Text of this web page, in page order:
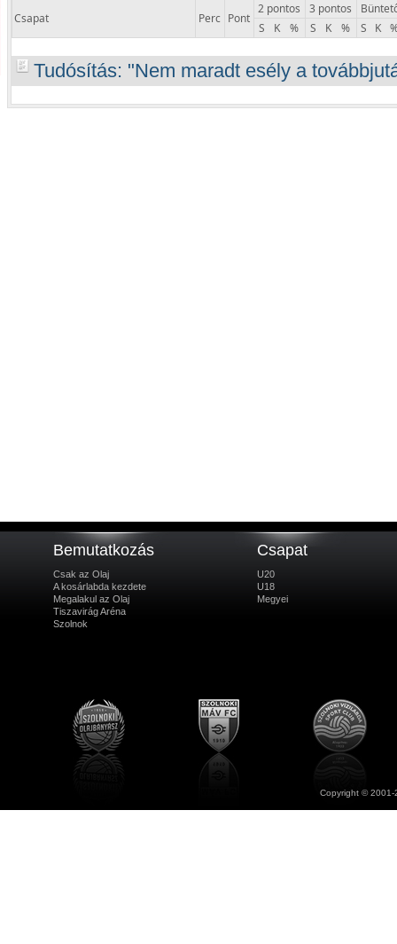
Csapat Perc Pont
2 pontos 3 pontos
S
K % S K % S K
Tudósítás: Nem maradt esély a
Bemutatkozás
Csak az Olaj
A kosárlabda kezdete
Megalakul az Olaj
Tiszavirág Aréna
Szolnok
Csapat
U20
U18
Megyei
Copyright ©